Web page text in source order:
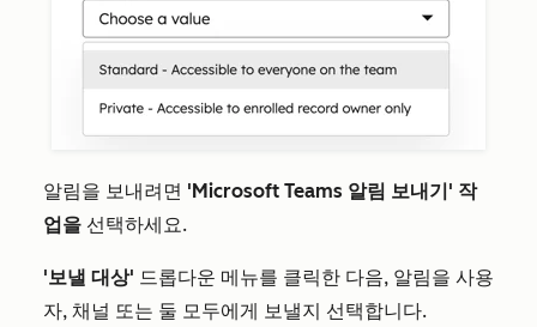
알림을 보내려면 'Microsoft Teams 알림 보내기' 작
업을 선택하세요.
'보낼 대상' 드롭다운 메뉴를 클릭한 다음, 알림을 사용
자, 채널 또는 둘 모두에게 보낼지 선택합니다.